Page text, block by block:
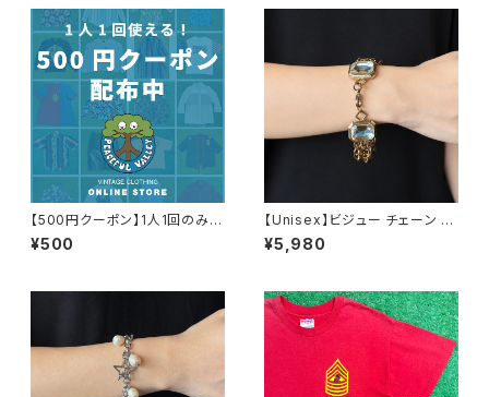
【500円クーポン】1人1回のみご
利用可能！
¥500
【Unisex】ビジュー チェーン ブ
レスレット / 古着 アクセサリー
N0737
¥5,980